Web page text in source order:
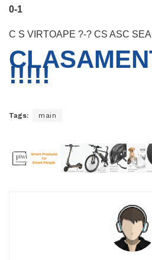
0-1
C S VIRTOAPE ?-? CS ASC
!!!!!
Tags: main